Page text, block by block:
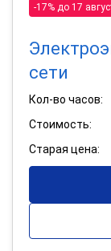
-17% до 17
сети
Кол-во часов:
Стоимость:
Старая цена: